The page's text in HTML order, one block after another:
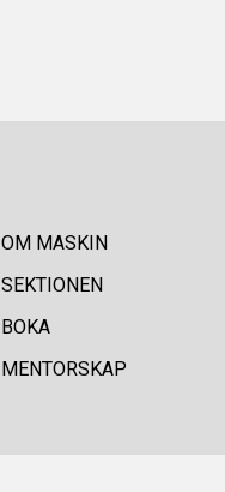
OM MASKIN
SEKTIONEN
BOKA
MENTORSKAP